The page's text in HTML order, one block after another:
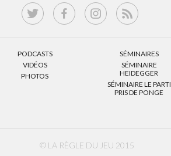
PODCASTS
VIDÉOS
PHOTOS
SÉMINAIRES
SÉMINAIRE
HEIDEGGER
SÉMINAIRE LE PARTI
PRIS DE PONGE
© LA RÈGLE DU JEU 2015